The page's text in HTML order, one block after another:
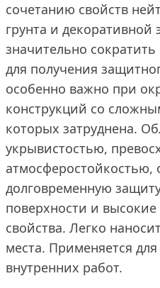
сочетанию свойств
грунта и декоративной
значительно
для получения
особенно важно при
конструкций со
которых затруднена.
укрывистостью,
атмосферостойкостью,
долговременную
поверхности и
свойства. Легко
места. Применяется
внутренних работ.